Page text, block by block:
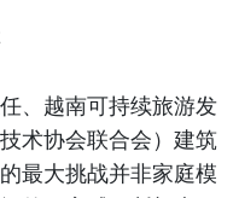
、越南可持续旅游发
术协会联合会）建筑
最大挑战并非家庭模